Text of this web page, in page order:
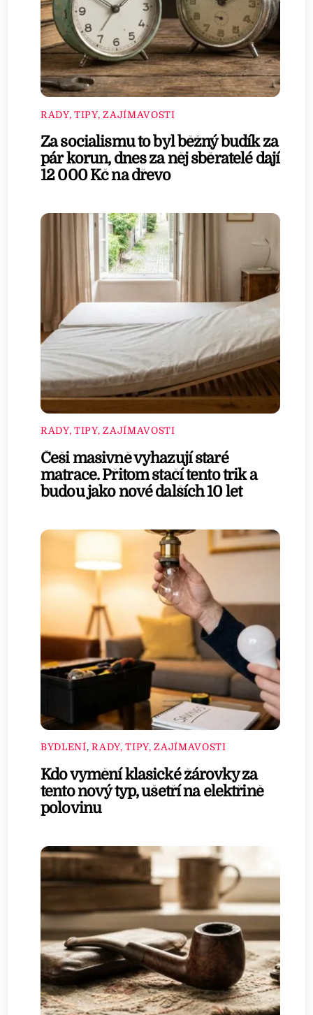
RADY, TIPY, ZAJÍMAVOSTI
Za socialismu to byl běžný budík za
pár korun, dnes za něj sběratelé dají
12 000 Kč na dřevo
RADY, TIPY, ZAJÍMAVOSTI
Češi masivně vyhazují staré
matrace. Přitom stačí tento trik a
budou jako nové dalších 10 let
BYDLENÍ,RADY, TIPY, ZAJÍMAVOSTI
Kdo vymění klasické žárovky za
tento nový typ, ušetří na elektřině
polovinu